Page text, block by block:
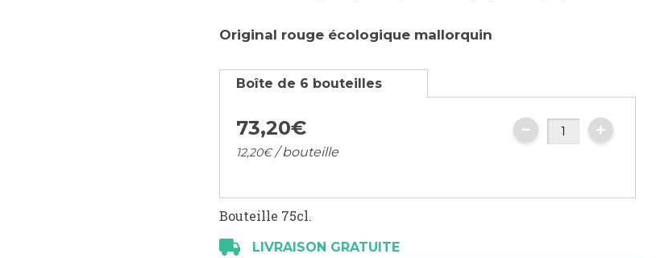
Original rouge écologique mallorquin
Boîte de 6 bouteilles
73,20€
12,20€/ bouteille
Bouteille 75cl.
LIVRAISON GRATUITE